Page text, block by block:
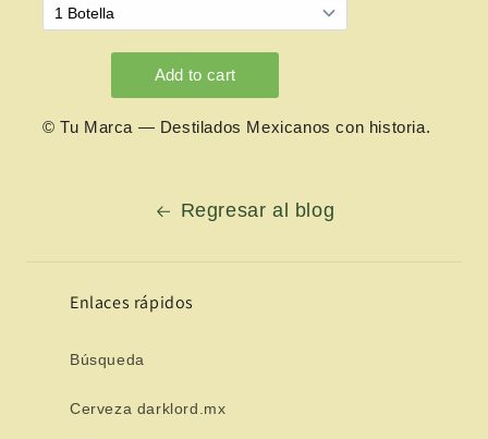
© Tu Marca — Destilados Mexicanos con historia.
Regresar al blog
Enlaces rápidos
Búsqueda
Cerveza darklord.mx